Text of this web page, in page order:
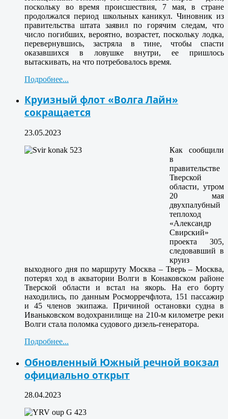
поскольку во время происшествия, 7 мая, в стране
продолжался период школьных каникул. Чиновник из
правительства штата заявил по горячим следам, что
число погибших, вероятно, возрастет, поскольку лодка,
перевернувшись, застряла в тине, чтобы спасти
оказавшихся в ловушке внутри, ее пришлось
вытаскивать, на что потребовалось время.
Подробнее...
Круизный флот «Волга Лайн»
сокращается
23.05.2023
Как сообщили
в
правительстве
Тверской
области, утром
20 мая
двухпалубный
теплоход
«Александр
Свирский»
проекта 305,
следовавший в
круиз
выходного дня по маршруту Москва – Тверь – Москва,
потерял ход в акватории Волги в Конаковском районе
Тверской области и встал на якорь. На его борту
находились, по данным Росморречфлота, 151 пассажир
и 45 членов экипажа. Причиной остановки судна в
Иваньковском водохранилище на 210-м километре реки
Волги стала поломка судового дизель-генератора.
Подробнее...
Обновленный Южный речной вокзал
официально открыт
28.04.2023